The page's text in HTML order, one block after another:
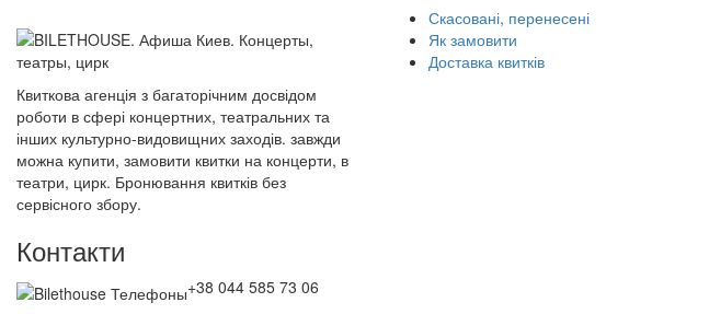
Квиткова агенція з багаторічним досвідом
роботи в сфері концертних, театральних та
інших культурно-видовищних заходів. завжди
можна купити, замовити квитки на концерти, в
театри, цирк. Бронювання квитків без
сервісного збору.
Контакти
+38 044 585 73 06
Скасовані, перенесені
Як замовити
Доставка квитків